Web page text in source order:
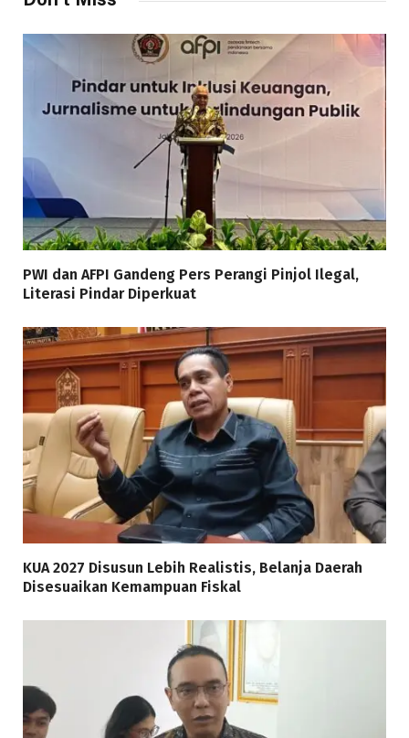
PWI dan AFPI Gandeng Pers Perangi Pinjol Ilegal,
Literasi Pindar Diperkuat
KUA 2027 Disusun Lebih Realistis, Belanja Daerah
Disesuaikan Kemampuan Fiskal